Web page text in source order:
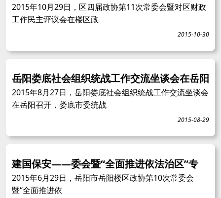
2015年10月29日，区四届政协第11次常委会暨对区财政
工作民主评议会在楼区政
2015-10-30
岳阳娄底社会组织统战工作交流坐谈会在岳阳
2015年8月27日，岳阳娄底社会组织统战工作交流坐谈会
在岳阳召开，娄底市委统战
2015-08-29
建国保安——委会暨“全面推进依法治区”专
2015年6月29日，岳阳市岳阳楼区政协第10次常委会
暨“全面推进依